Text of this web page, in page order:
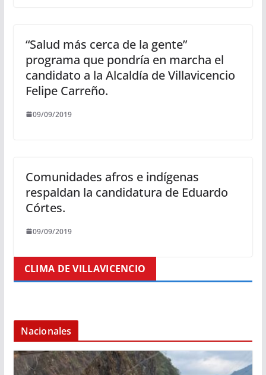
“Salud más cerca de la gente”
programa que pondría en marcha el
candidato a la Alcaldía de Villavicencio
Felipe Carreño.
09/09/2019
Comunidades afros e indígenas
respaldan la candidatura de Eduardo
Córtes.
09/09/2019
CLIMA DE VILLAVICENCIO
Nacionales